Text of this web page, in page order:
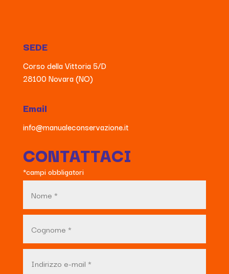
SEDE
Corso della Vittoria 5/D
28100 Novara (NO)
Email
info@manualeconservazione.it
CONTATTACI
*campi obbligatori